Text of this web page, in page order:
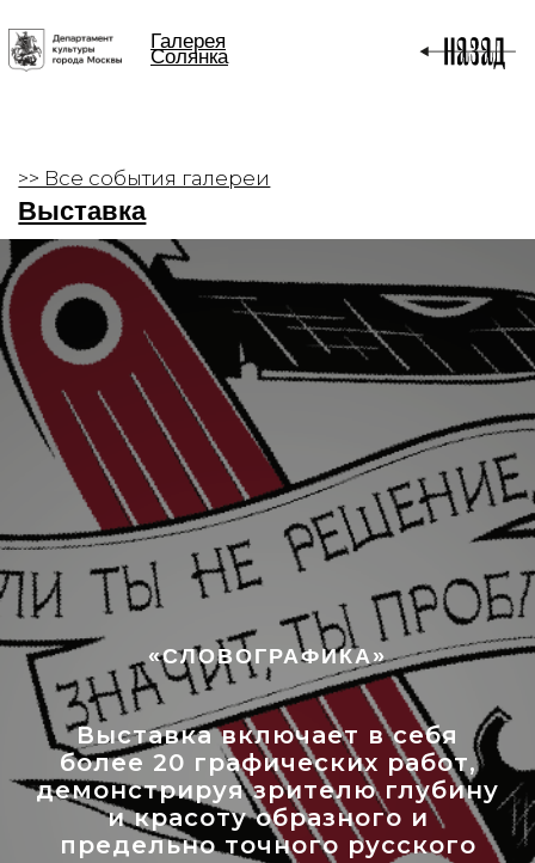
Солянка
«СЛОВОГРАФИКА»
Выставка включает в себя
более 20 графических работ,
демонстрируя зрителю глубину
и красоту образного и
предельно точного русского